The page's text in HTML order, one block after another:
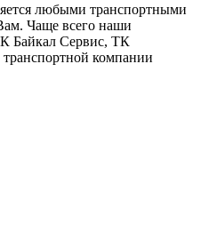
любыми транспортными
Чаще всего наши
Байкал Сервис, ТК
компании